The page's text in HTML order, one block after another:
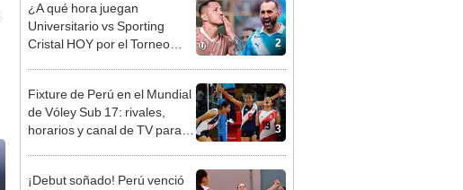
2
¿A qué hora juegan
Universitario vs Sporting
Cristal HOY por el Torneo
3
Fixture de Perú en el Mundial
de Vóley Sub 17: rivales,
horarios y canal de TV para
¡Debut soñado! Perú venció